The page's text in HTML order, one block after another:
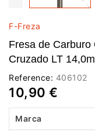
F-Freza
Fresa de
Cruzado LT
Reference: 406102
10,90 €
Marca